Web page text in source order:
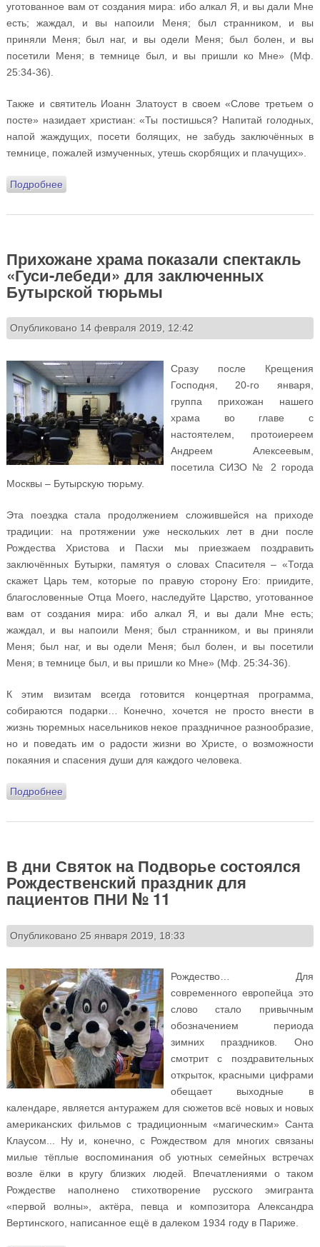
уготованное вам от создания мира: ибо алкал Я, и вы дали Мне
есть; жаждал, и вы напоили Меня; был странником, и вы
приняли Меня; был наг, и вы одели Меня; был болен, и вы
посетили Меня; в темнице был, и вы пришли ко Мне» (Мф.
25:34-36).
Также и святитель Иоанн Златоуст в своем «Слове третьем о
посте» назидает христиан: «Ты постишься? Напитай голодных,
напой жаждущих, посети болящих, не забудь заключённых в
темнице, пожалей измученных, утешь скорбящих и плачущих».
Подробнеео В преддверии праздника Пасхи члены молодёжного
домов
Прихожане храма показали спектакль
«Гуси-лебеди» для заключенных
Бутырской тюрьмы
Опубликовано 14 февраля 2019, 12:42
Сразу после Крещения
Господня, 20-го января,
группа прихожан нашего
храма во главе с
настоятелем, протоиереем
Андреем Алексеевым,
посетила СИЗО № 2 города
Москвы – Бутырскую тюрьму.
Эта поездка стала продолжением сложившейся на приходе
традиции: на протяжении уже нескольких лет в дни после
Рождества Христова и Пасхи мы приезжаем поздравить
заключённых Бутырки, памятуя о словах Спасителя – «Тогда
скажет Царь тем, которые по правую сторону Его: приидите,
благословенные Отца Моего, наследуйте Царство, уготованное
вам от создания мира: ибо алкал Я, и вы дали Мне есть;
жаждал, и вы напоили Меня; был странником, и вы приняли
Меня; был наг, и вы одели Меня; был болен, и вы посетили
Меня; в темнице был, и вы пришли ко Мне» (Мф. 25:34-36).
К этим визитам всегда готовится концертная программа,
собираются подарки… Конечно, хочется не просто внести в
жизнь тюремных насельников некое праздничное разнообразие,
но и поведать им о радости жизни во Христе, о возможности
покаяния и спасения души для каждого человека.
Подробнеео Прихожане храма показали спектакль «Гуси-
В дни Святок на Подворье состоялся
Рождественский праздник для
пациентов ПНИ № 11
Опубликовано 25 января 2019, 18:33
Рождество… Для
современного европейца это
слово стало привычным
обозначением периода
зимних праздников. Оно
смотрит с поздравительных
открыток, красными цифрами
обещает выходные в
календаре, является антуражем для сюжетов всё новых и новых
американских фильмов с традиционным «магическим» Санта
Клаусом... Ну и, конечно, с Рождеством для многих связаны
милые тёплые воспоминания об уютных семейных встречах
возле ёлки в кругу близких людей. Впечатлениями о таком
Рождестве наполнено стихотворение русского эмигранта
«первой волны», актёра, певца и композитора Александра
Вертинского, написанное ещё в далеком 1934 году в Париже.